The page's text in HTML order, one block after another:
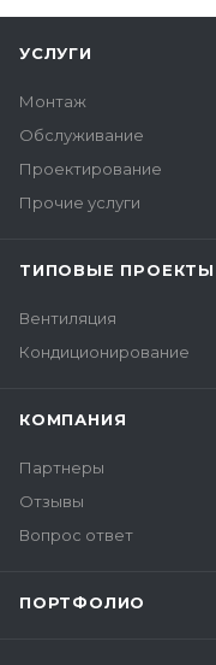
УСЛУГИ
Монтаж
Обслуживание
Проектирование
Прочие услуги
ТИПОВЫЕ ПРОЕКТЫ
Вентиляция
Кондиционирование
КОМПАНИЯ
Партнеры
Отзывы
Вопрос ответ
ПОРТФОЛИО